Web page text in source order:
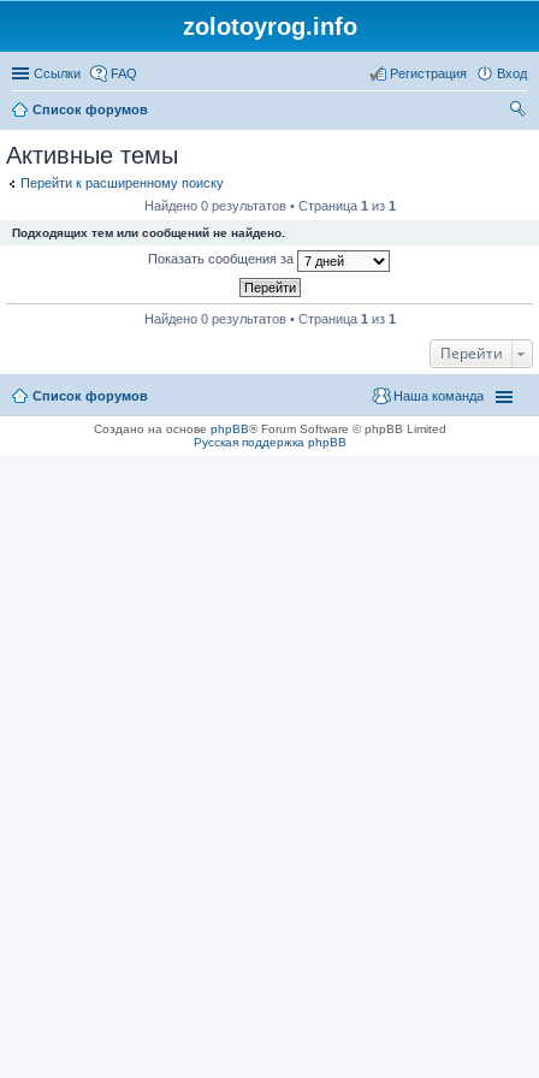
zolotoyrog.info
Ссылки FAQ Вход
Регистрация
Список форумов
Активные темы
Перейти к расширенному поиску
Найдено 0 результатов • Страница 1 из 1
Подходящих тем или сообщений не найдено.
Показать сообщения за
Найдено 0 результатов • Страница 1 из 1
Перейти
Список форумов Наша команда
Создано на основе phpBB® Forum Software © phpBB Limited
Русская поддержка phpBB